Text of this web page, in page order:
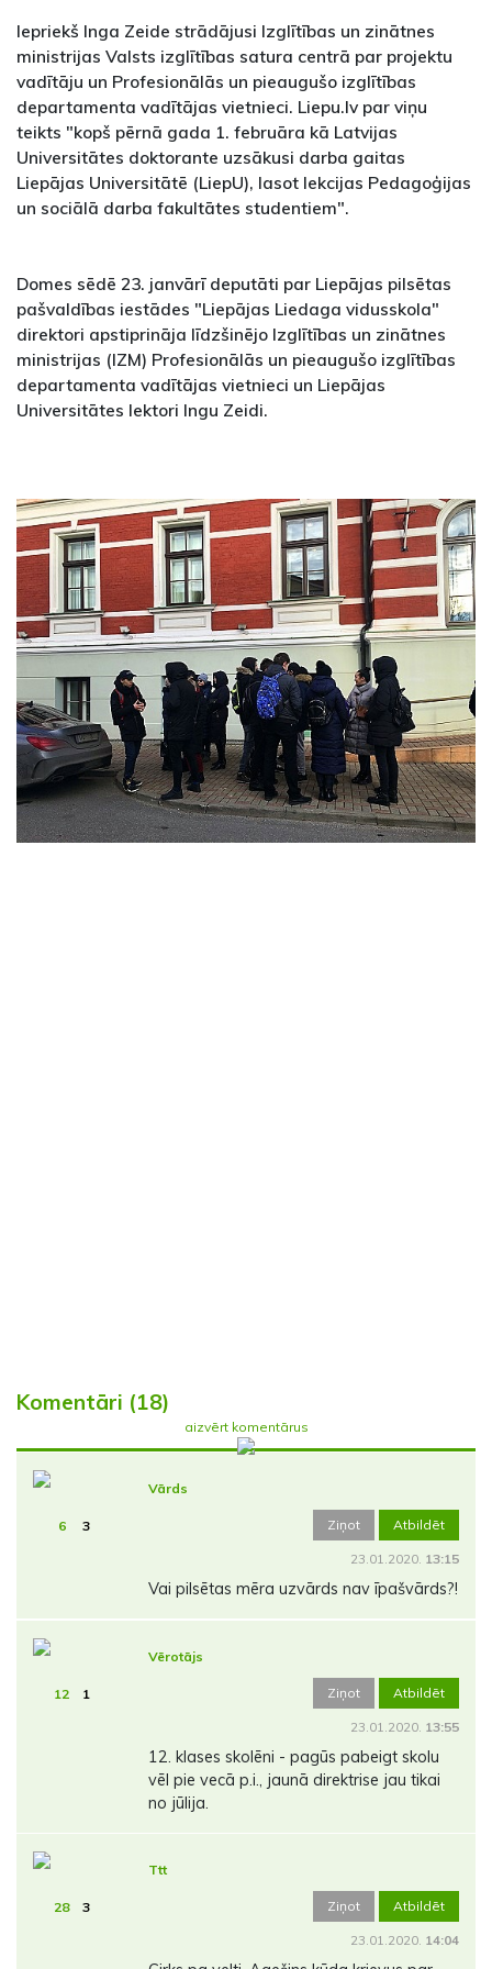
Iepriekš Inga Zeide strādājusi Izglītības un zinātnes
ministrijas Valsts izglītības satura centrā par projektu
vadītāju un Profesionālās un pieaugušo izglītības
departamenta vadītājas vietnieci. Liepu.lv par viņu
teikts "kopš pērnā gada 1. februāra kā Latvijas
Universitātes doktorante uzsākusi darba gaitas
Liepājas Universitātē (LiepU), lasot lekcijas Pedagoģijas
un sociālā darba fakultātes studentiem".
Domes sēdē 23. janvārī deputāti par Liepājas pilsētas
pašvaldības iestādes "Liepājas Liedaga vidusskola"
direktori apstiprināja līdzšinējo Izglītības un zinātnes
ministrijas (IZM) Profesionālās un pieaugušo izglītības
departamenta vadītājas vietnieci un Liepājas
Universitātes lektori Ingu Zeidi.
Komentāri (18)
aizvērt komentārus
6 3
Vārds
Ziņot Atbildēt
23.01.2020. 13:15
Vai pilsētas mēra uzvārds nav īpašvārds?!
12 1
Vērotājs
Ziņot Atbildēt
23.01.2020. 13:55
12. klases skolēni - pagūs pabeigt skolu
vēl pie vecā p.i., jaunā direktrise jau tikai
no jūlija.
28 3
Ttt
Ziņot Atbildēt
23.01.2020. 14:04